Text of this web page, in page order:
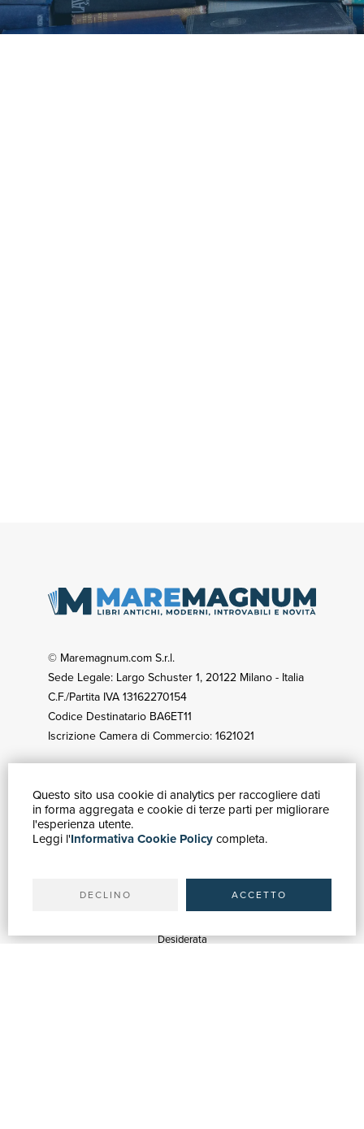
Questo sito usa cookie di analytics per raccogliere dati
in forma aggregata e cookie di terze parti per migliorare
l'esperienza utente.
Leggi l'Informativa Cookie Policycompleta.
DECLINO ACCETTO
© Maremagnum.com S.r.l.
Sede Legale: Largo Schuster 1, 20122 Milano - Italia
C.F./Partita IVA 13162270154
Codice Destinatario BA6ET11
Iscrizione Camera di Commercio: 1621021
GUIDA ACQUISTI
Catalogo
Ricerca avanzata
Spedizioni
Desiderata